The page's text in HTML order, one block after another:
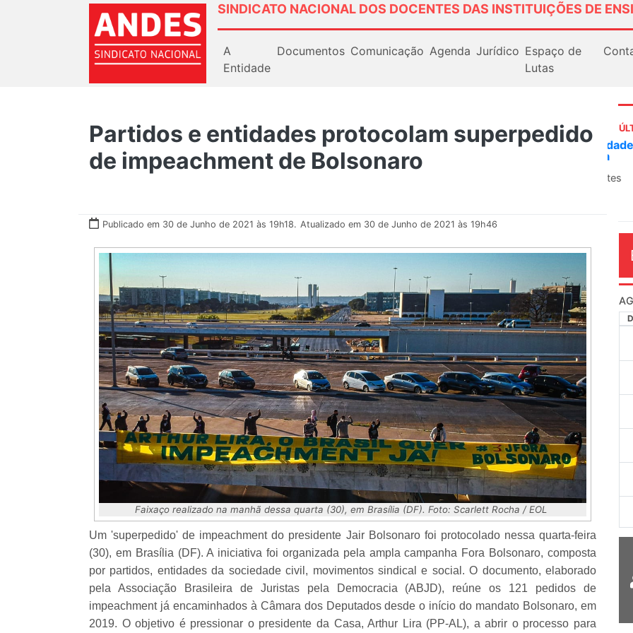
SINDICATO NACIONAL DOS DOCENTES DAS INSTITUIÇÕES DE
A
Entidade
Documentos Comunicação Agenda Jurídico Espaço de
Lutas
Partidos e entidades protocolam superpedido
de impeachment de Bolsonaro
Publicado em 30 de Junho de 2021 às 19h18. Atualizado em 30 de Junho de 2021 às 19h46
Faixaço realizado na manhã dessa quarta (30), em Brasília (DF). Foto: Scarlett Rocha / EOL
Um 'superpedido' de impeachment do presidente Jair Bolsonaro foi protocolado nessa quarta-feira
(30), em Brasília (DF). A iniciativa foi organizada pela ampla campanha Fora Bolsonaro, composta
por partidos, entidades da sociedade civil, movimentos sindical e social. O documento, elaborado
pela Associação Brasileira de Juristas pela Democracia (ABJD), reúne os 121 pedidos de
impeachment já encaminhados à Câmara dos Deputados desde o início do mandato Bolsonaro, em
2019. O objetivo é pressionar o presidente da Casa, Arthur Lira (PP-AL), a abrir o processo para